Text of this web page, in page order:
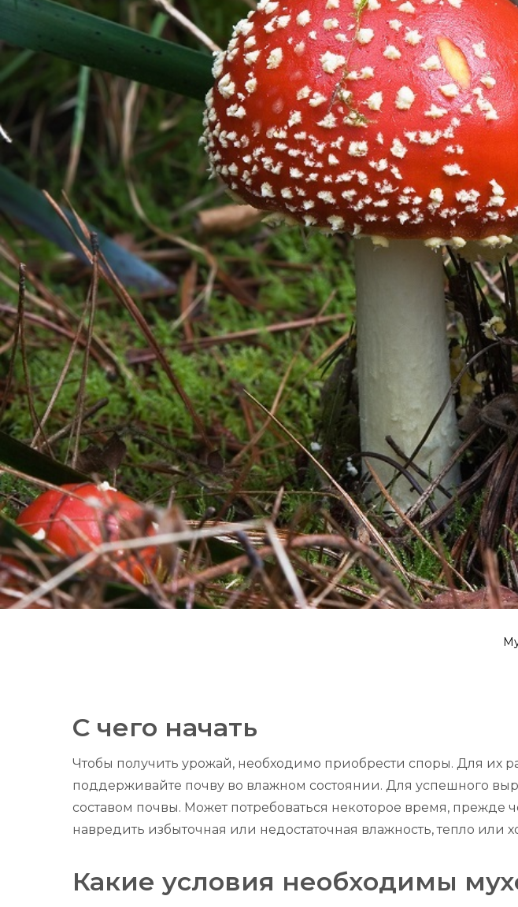
С чего начать
Чтобы получить урожай, необходимо приобрести споры. Для их
поддерживайте почву во влажном состоянии. Для успешного
составом почвы. Может потребоваться некоторое время, прежде
навредить избыточная или недостаточная влажность, тепло
Какие условия необходимы